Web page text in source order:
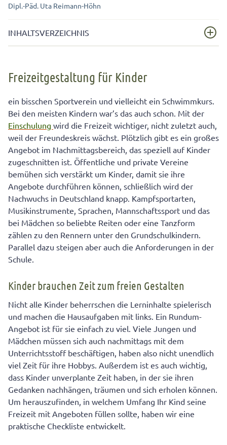
Dipl.-Päd. Uta Reimann-Höhn
INHALTSVERZEICHNIS
Fragen bei der Wahl des Freizeitangebots für Ihr Kind:
Vermeiden Sie Leistungsdruck in der Freizeit
Das Hobby muss sich den schulischen Anforderungen
anpassen
Anzeichen einer Überforderung Ihres Kindes
Freizeitgestaltung für Kinder
ein bisschen Sportverein und vielleicht ein Schwimmkurs.
Bei den meisten Kindern war’s das auch schon. Mit der
Einschulung wird die Freizeit wichtiger, nicht zuletzt auch,
weil der Freundeskreis wächst. Plötzlich gibt es ein großes
Angebot im Nachmittagsbereich, das speziell auf Kinder
zugeschnitten ist. Öffentliche und private Vereine
bemühen sich verstärkt um Kinder, damit sie ihre
Angebote durchführen können, schließlich wird der
Nachwuchs in Deutschland knapp. Kampfsportarten,
Musikinstrumente, Sprachen, Mannschaftssport und das
bei Mädchen so beliebte Reiten oder eine Tanzform
zählen zu den Rennern unter den Grundschulkindern.
Parallel dazu steigen aber auch die Anforderungen in der
Schule.
Kinder brauchen Zeit zum freien Gestalten
Nicht alle Kinder beherrschen die Lerninhalte spielerisch
und machen die Hausaufgaben mit links. Ein Rundum-
Angebot ist für sie einfach zu viel. Viele Jungen und
Mädchen müssen sich auch nachmittags mit dem
Unterrichtsstoff beschäftigen, haben also nicht unendlich
viel Zeit für ihre Hobbys. Außerdem ist es auch wichtig,
dass Kinder unverplante Zeit haben, in der sie ihren
Gedanken nachhängen, träumen und sich erholen können.
Um herauszufinden, in welchem Umfang Ihr Kind seine
Freizeit mit Angeboten füllen sollte, haben wir eine
praktische Checkliste entwickelt.